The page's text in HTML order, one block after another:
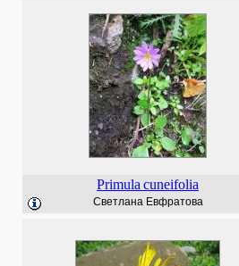
Primula cuneifolia
Светлана Евфратова